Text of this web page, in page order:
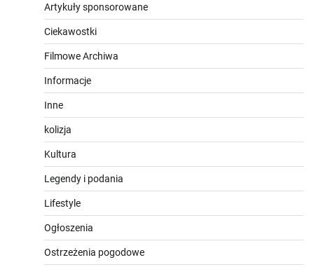
Artykuły sponsorowane
Ciekawostki
Filmowe Archiwa
Informacje
Inne
kolizja
Kultura
Legendy i podania
Lifestyle
Ogłoszenia
Ostrzeżenia pogodowe